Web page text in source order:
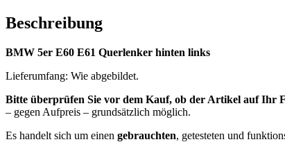
links
Menge
Beschreibung
BMW 5er E60 E61 Querlenker hinten links
Lieferumfang: Wie abgebildet.
Bitte überprüfen Sie vor dem Kauf, ob der Artikel auf Ihr
– gegen Aufpreis – grundsätzlich möglich.
Es handelt sich um einen gebrauchten, getesteten und